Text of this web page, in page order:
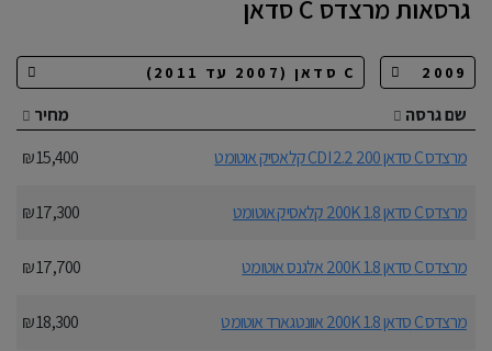
גרסאותמרצדס C סדאן
שם גרסה
מחיר
מרצדס C סדאן 200 2.2 CDI קלאסיק אוטומט
15,400 ₪
מרצדס C סדאן 200K 1.8 קלאסיק אוטומט 17,300 ₪
מרצדס C סדאן 200K 1.8 אלגנס אוטומט 17,700 ₪
מרצדס C סדאן 200K 1.8 אוונטגארד אוטומט 18,300 ₪